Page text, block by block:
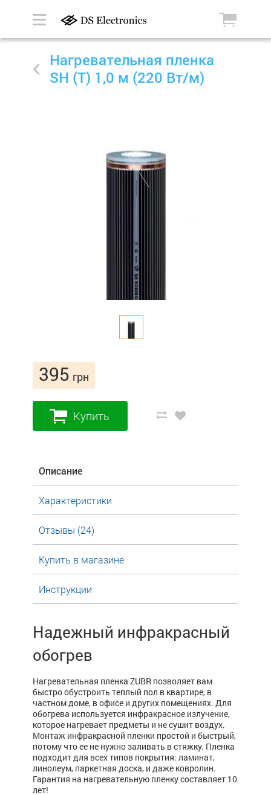
Нагревательная пленка
SH (T) 1,0 м (220 Вт/м)
395 грн
Купить
Описание
Характеристики
Отзывы (24)
Купить в магазине
Инструкции
Надежный инфракрасный
обогрев
Нагревательная пленка ZUBR позволяет вам
быстро обустроить теплый пол в квартире, в
частном доме, в офисе и других помещениях. Для
обогрева используется инфракрасное излучение,
которое нагревает предметы и не сушит воздух.
Монтаж инфракрасной пленки простой и быстрый,
потому что ее не нужно заливать в стяжку. Пленка
подходит для всех типов покрытия: ламинат,
линолеум, паркетная доска, и даже ковролин.
Гарантия на нагревательную пленку составляет 10
лет!